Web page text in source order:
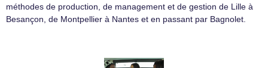
méthodes de production, de management et de gestion de Lille à
Besançon, de Montpellier à Nantes et en passant par Bagnolet.